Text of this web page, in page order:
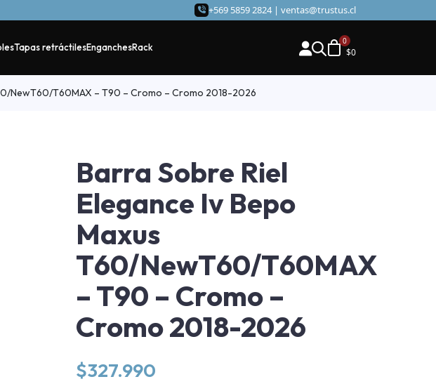
+569 5859 2824 | ventas@trustus.cl
Tapas retráctilesEnganchesRack $0
NewT60/T60MAX – T90 – Cromo – Cromo 2018-2026
Barra Sobre Riel
Elegance Iv Bepo
Maxus
T60/NewT60/T60MAX
– T90 – Cromo –
Cromo 2018-2026
$327.990